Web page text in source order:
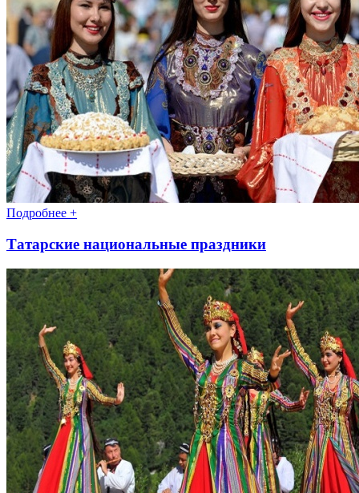
Подробнее +
Татарские национальные праздники